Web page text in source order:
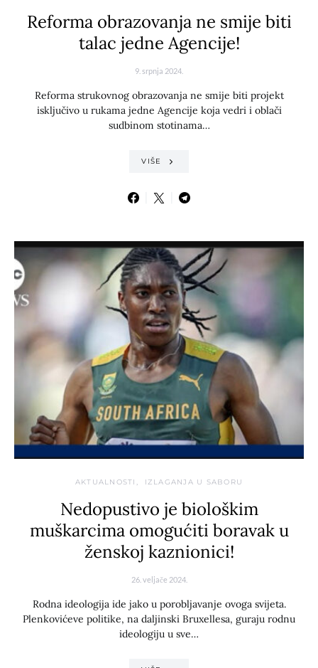
Reforma obrazovanja ne smije biti
talac jedne Agencije!
9. srpnja 2024.
Reforma strukovnog obrazovanja ne smije biti projekt
isključivo u rukama jedne Agencije koja vedri i oblači
sudbinom stotinama…
VIŠE
AKTUALNOSTI IZLAGANJA U SABORU
Nedopustivo je biološkim
muškarcima omogućiti boravak u
ženskoj kaznionici!
26. veljače 2024.
Rodna ideologija ide jako u porobljavanje ovoga svijeta.
Plenkovićeve politike, na daljinski Bruxellesa, guraju rodnu
ideologiju u sve…